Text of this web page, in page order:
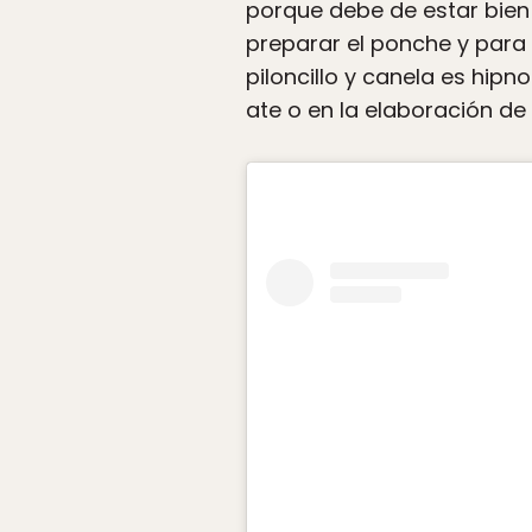
porque debe de estar
preparar el ponche y
piloncillo y canela es
ate o en la elaboración